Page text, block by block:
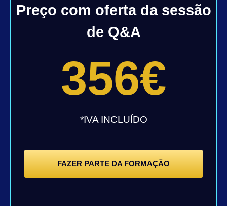
Preço com oferta da sessão
de Q&A
356€
*IVA INCLUÍDO
FAZER PARTE DA FORMAÇÃO